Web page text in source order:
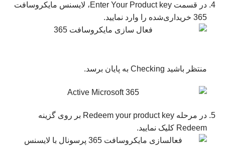
در قسمت Enter Your Product key، لایسنس مایکروسافت
365 خریداری‌شده را وارد نمایید.
منتظر باشید Checking به پایان برسد.
در مرحله Redeem your product key بر روی گزینه
Redeem کلیک نمایید.